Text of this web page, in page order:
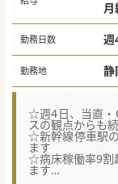
勤務日数 週
勤務地
☆週4日、当直・
スの観点からも
☆新幹線停車駅
ます
☆病床稼働率9割
ます